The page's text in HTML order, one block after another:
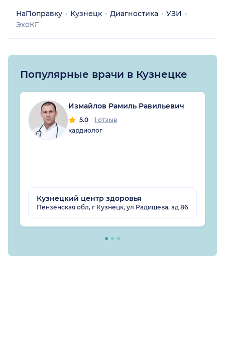
НаПоправку Кузнецк Диагностика
УЗИ
ЭхоКГ
Популярные врачи в Кузнецке
Измайлов Рамиль Равильевич
5.0
1 отзыв
кардиолог
Кузнецкий центр здоровья
Пензенская обл, г Кузнецк, ул Радищева, зд 86